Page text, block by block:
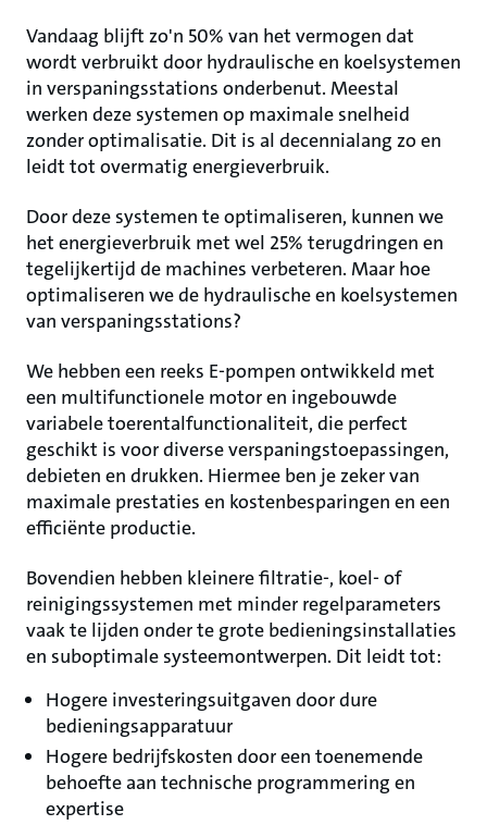
Vandaag blijft zo'n 50% van het vermogen dat
wordt verbruikt door hydraulische en koelsystemen
in verspaningsstations onderbenut. Meestal
werken deze systemen op maximale snelheid
zonder optimalisatie. Dit is al decennialang zo en
leidt tot overmatig energieverbruik.
Door deze systemen te optimaliseren, kunnen we
het energieverbruik met wel 25% terugdringen en
tegelijkertijd de machines verbeteren. Maar hoe
optimaliseren we de hydraulische en koelsystemen
van verspaningsstations?
We hebben een reeks E-pompen ontwikkeld met
een multifunctionele motor en ingebouwde
variabele toerentalfunctionaliteit, die perfect
geschikt is voor diverse verspaningstoepassingen,
debieten en drukken. Hiermee ben je zeker van
maximale prestaties en kostenbesparingen en een
efficiënte productie.
Bovendien hebben kleinere filtratie-, koel- of
reinigingssystemen met minder regelparameters
vaak te lijden onder te grote bedieningsinstallaties
en suboptimale systeemontwerpen. Dit leidt tot:
Hogere investeringsuitgaven door dure
bedieningsapparatuur
Hogere bedrijfskosten door een toenemende
behoefte aan technische programmering en
expertise